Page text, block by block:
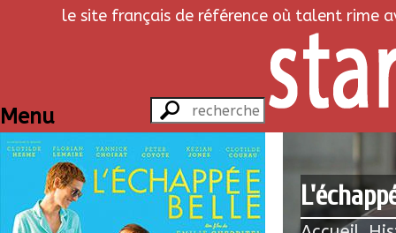
le site français de référence où talent rime
Menu